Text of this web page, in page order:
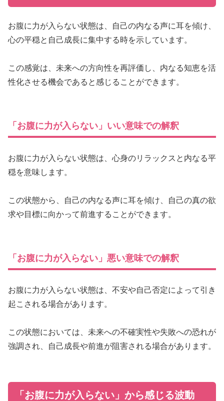
お腹に力が入らない状態は、自己の内なる声に耳を傾け、
心の平穏と自己成長に集中する時を示しています。
この感覚は、未来への方向性を再評価し、内なる知恵を活
性化させる機会であると感じることができます。
「お腹に力が入らない」いい意味での解釈
お腹に力が入らない状態は、心身のリラックスと内なる平
穏を意味します。
この状態から、自己の内なる声に耳を傾け、自己の真の欲
求や目標に向かって前進することができます。
「お腹に力が入らない」悪い意味での解釈
お腹に力が入らない状態は、不安や自己否定によって引き
起こされる場合があります。
この状態においては、未来への不確実性や失敗への恐れが
強調され、自己成長や前進が阻害される場合があります。
「お腹に力が入らない」から感じる波動